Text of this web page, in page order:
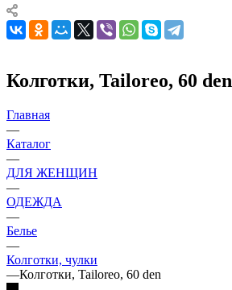
Колготки, Tailoreo, 60 den
Главная
—
Каталог
—
ДЛЯ ЖЕНЩИН
—
ОДЕЖДА
—
Белье
—
Колготки, чулки
—Колготки, Tailoreo, 60 den